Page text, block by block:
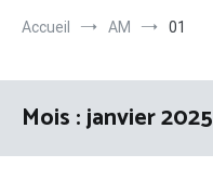
Accueil AM 01
Mois :janvier 2025